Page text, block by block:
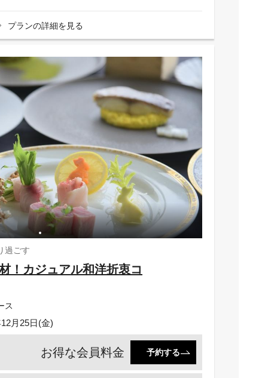
プランの詳細を見る
過ごす
！カジュアル和洋折衷コ
ス
月25日(金)
お得な会員料金 予約する